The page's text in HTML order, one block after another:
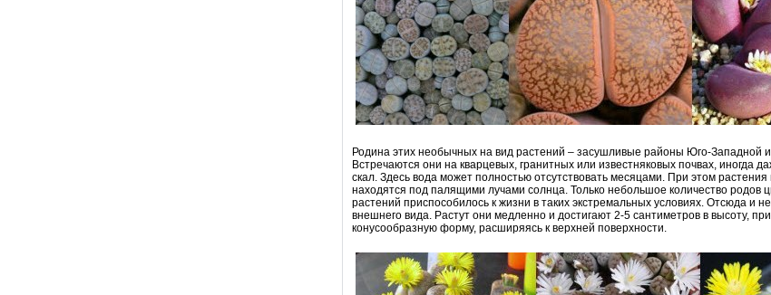
Родина этих необычных на вид растений – засушливые районы Юго-
Встречаются они на кварцевых, гранитных или известняковых почвах, иногда
скал. Здесь вода может полностью отсутствовать месяцами. При этом растения
находятся под палящими лучами солнца. Только небольшое количество родов
растений приспособилось к жизни в таких экстремальных условиях. Отсюда и
внешнего вида. Растут они медленно и достигают 2-5 сантиметров в высоту,
конусообразную форму, расширяясь к верхней поверхности.